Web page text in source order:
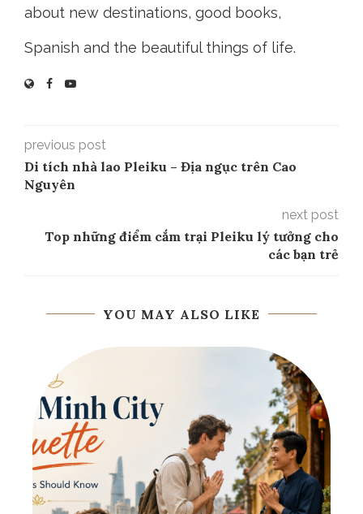
about new destinations, good books,
Spanish and the beautiful things of life.
previous post
Di tích nhà lao Pleiku – Địa ngục trên Cao
Nguyên
next post
Top những điểm cắm trại Pleiku lý tưởng cho
các bạn trẻ
YOU MAY ALSO LIKE